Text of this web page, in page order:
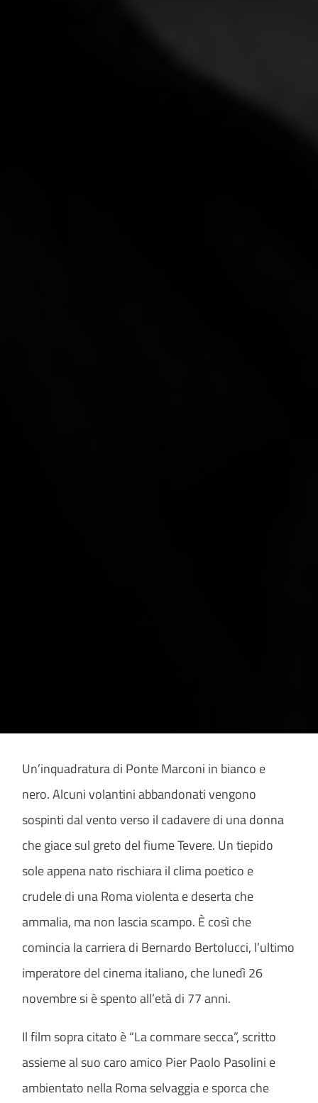
Un’inquadratura di Ponte Marconi in bianco e
nero. Alcuni volantini abbandonati vengono
sospinti dal vento verso il cadavere di una donna
che giace sul greto del fiume Tevere. Un tiepido
sole appena nato rischiara il clima poetico e
crudele di una Roma violenta e deserta che
ammalia, ma non lascia scampo. È così che
comincia la carriera di Bernardo Bertolucci, l’ultimo
imperatore del cinema italiano, che lunedì 26
novembre si è spento all’età di 77 anni.
Il film sopra citato è “La commare secca”, scritto
assieme al suo caro amico Pier Paolo Pasolini e
ambientato nella Roma selvaggia e sporca che